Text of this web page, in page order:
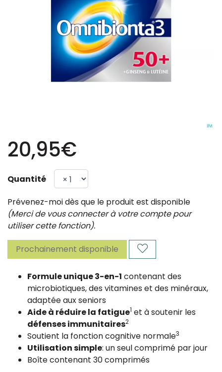
20,95€
Quantité
Prévenez-moi dès que le produit est disponible
(Merci de vous connecter à votre compte pour
utiliser cette fonction).
Prochainement disponible
Formule unique 3-en-1 contenant des
microbiotiques, des vitamines et des minéraux,
adaptée aux seniors
Aide à réduire la fatigue1 et à soutenir les
défenses immunitaires2
Soutient la fonction cognitive normale3
Utilisation simple: un seul comprimé par jour
Boîte contenant 30 comprimés